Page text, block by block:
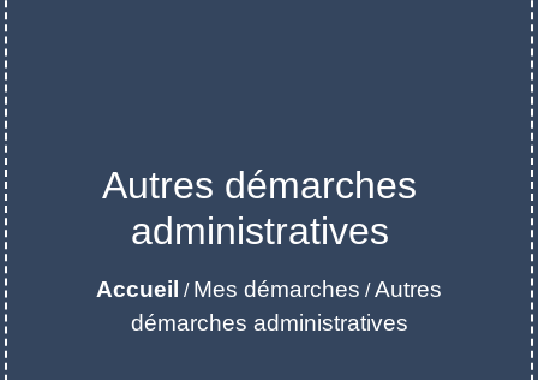
Autres démarches
administratives
Accueil / Mes démarches /Autres
démarches administratives